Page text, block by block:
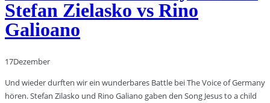
Stefan Zielasko vs Rino
Galioano
17Dezember
Und wieder durften wir ein wunderbares Battle bei The Voice of Germany
hören. Stefan Zilasko und Rino Galiano gaben den Song Jesus to a child